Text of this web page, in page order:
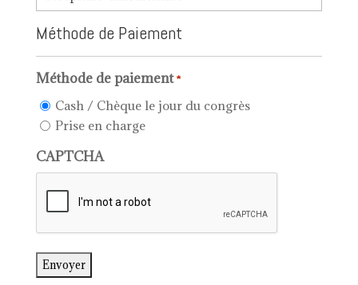
Méthode de Paiement
Méthode de paiement *
Cash / Chèque le jour du congrès
Prise en charge
CAPTCHA